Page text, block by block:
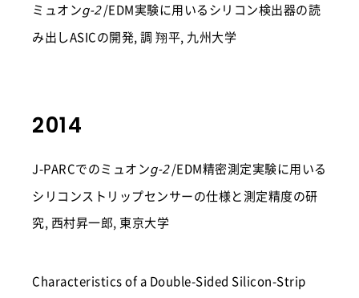
ミュオンg-2 /EDM実験に用いるシリコン検出器の読
み出しASICの開発, 調 翔平, 九州大学
2014
J-PARCでのミュオンg-2 /EDM精密測定実験に用いる
シリコンストリップセンサーの仕様と測定精度の研
究, 西村昇一郎, 東京大学
Characteristics of a Double-Sided Silicon-Strip